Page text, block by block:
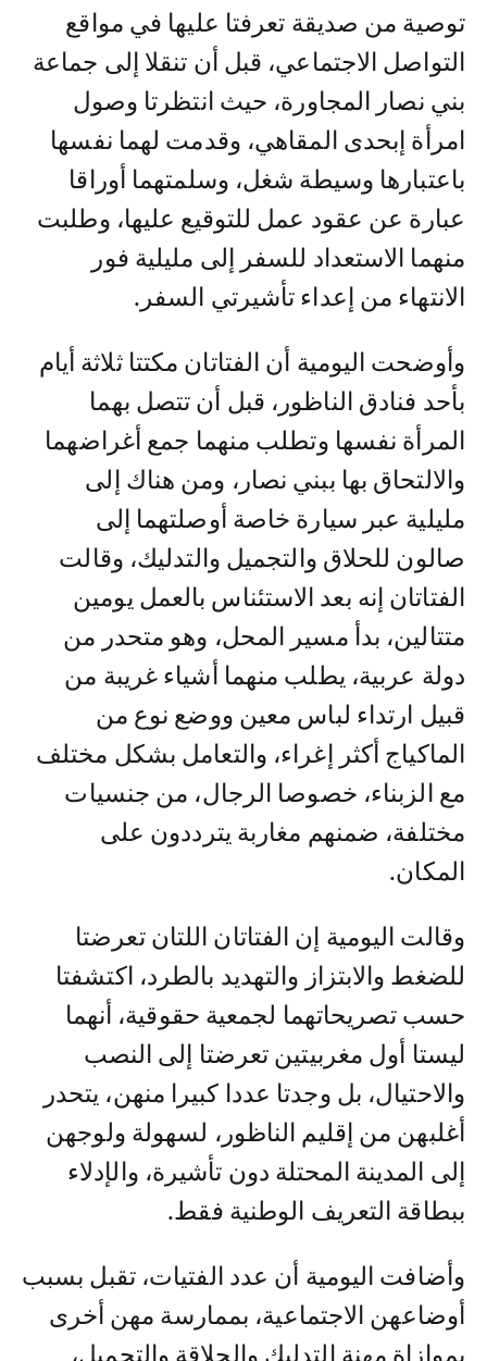
توصية من صديقة تعرفتا عليها في مواقع
التواصل الاجتماعي، قبل أن تنقلا إلى جماعة
بني نصار المجاورة، حيث انتظرتا وصول
امرأة إبحدى المقاهي، وقدمت لهما نفسها
باعتبارها وسيطة شغل، وسلمتهما أوراقا
عبارة عن عقود عمل للتوقيع عليها، وطلبت
منهما الاستعداد للسفر إلى مليلية فور
الانتهاء من إعداء تأشيرتي السفر.
وأوضحت اليومية أن الفتاتان مكتتا ثلاثة أيام
بأحد فنادق الناظور، قبل أن تتصل بهما
المرأة نفسها وتطلب منهما جمع أغراضهما
والالتحاق بها ببني نصار، ومن هناك إلى
مليلية عبر سيارة خاصة أوصلتهما إلى
صالون للحلاق والتجميل والتدليك، وقالت
الفتاتان إنه بعد الاستئناس بالعمل يومين
متتالين، بدأ مسير المحل، وهو متحدر من
دولة عربية، يطلب منهما أشياء غريبة من
قبيل ارتداء لباس معين ووضع نوع من
الماكياج أكثر إغراء، والتعامل بشكل مختلف
مع الزبناء، خصوصا الرجال، من جنسيات
مختلفة، ضمنهم مغاربة يترددون على
المكان.
وقالت اليومية إن الفتاتان اللتان تعرضتا
للضغط والابتزاز والتهديد بالطرد، اكتشفتا
حسب تصريحاتهما لجمعية حقوقية، أنهما
ليستا أول مغربيتين تعرضتا إلى النصب
والاحتيال، بل وجدتا عددا كبيرا منهن، يتحدر
أغلبهن من إقليم الناظور، لسهولة ولوجهن
إلى المدينة المحتلة دون تأشيرة، والإدلاء
ببطاقة التعريف الوطنية فقط.
وأضافت اليومية أن عدد الفتيات، تقبل بسبب
أوضاعهن الاجتماعية، بممارسة مهن أخرى
بموازاة مهنة التدليك والحلاقة والتجميل،